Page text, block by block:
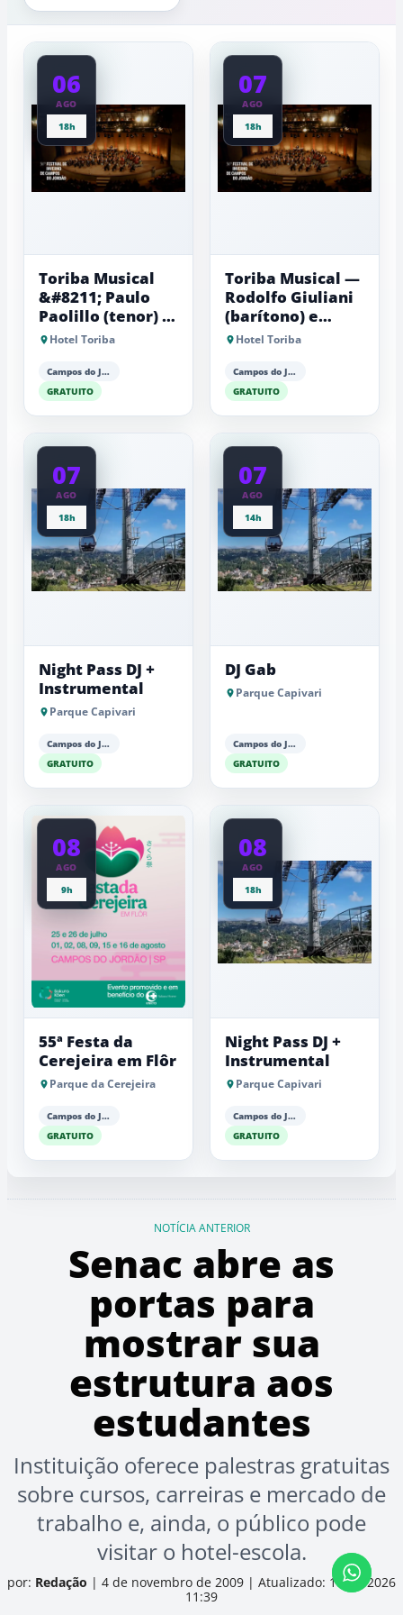
próximas
dos
2°C
a
06
AGO
18h
Toriba Musical
&#8211; Paulo
Paolillo (tenor) e
Antonio Luiz
Hotel Toriba
Campos do Jordão
GRATUITO
07
AGO
18h
Toriba Musical —
Rodolfo Giuliani
(barítono) e
Antonio Luiz
Hotel Toriba
Campos do Jordão
GRATUITO
07
AGO
18h
Night Pass DJ +
Instrumental
Parque Capivari
Campos do Jordão
GRATUITO
07
AGO
14h
DJ Gab
Parque Capivari
Campos do Jordão
GRATUITO
08
AGO
9h
55ª Festa da
Cerejeira em Flôr
Parque da Cerejeira
Campos do Jordão
GRATUITO
08
AGO
18h
Night Pass DJ +
Instrumental
Parque Capivari
Campos do Jordão
GRATUITO
NOTÍCIA ANTERIOR
Senac abre as
portas para
mostrar sua
estrutura aos
estudantes
Instituição oferece palestras gratuitas
sobre cursos, carreiras e mercado de
trabalho e, ainda, o público pode
visitar o hotel-escola.
por: Redação | 4 de novembro de 2009 | Atualizado: 17/06/2026
11:39